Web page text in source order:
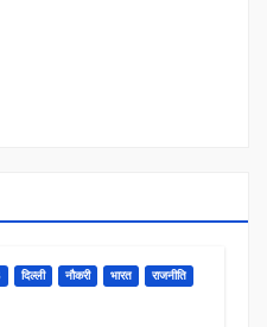
दिल्ली नौकरी भारत राजनीति